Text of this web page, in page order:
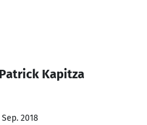
Kapitza
2018